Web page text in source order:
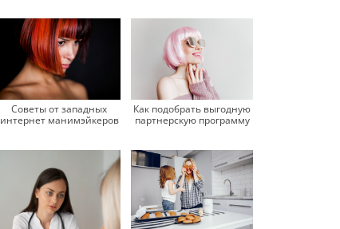
Советы от западных
интернет манимэйкеров
Как подобрать выгодную
партнерскую программу